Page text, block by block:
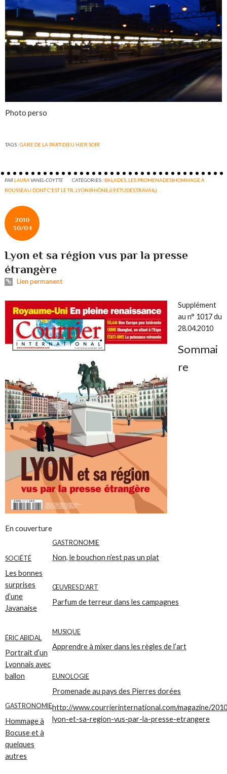
Photo perso
TAGS :GARE DE LA PART-DIEU HIER SOIR
PARLAURAVANEL-COYTTE CATÉGORIES : BALADES, LES PROMENADES(HOMMAGE À
ROUSSEAU DONT C'EST LE TR, LYON(RHÔNE,69:ÉTUDES,TRAVAIL)
2010
30/04
Lyon et sa région vus par la presse
étrangère
Lien permanent
Supplément
au n° 1017 du
28.04.2010
Sommai
re
En couverture
SOCIÉTÉ
Les bonnes
surprises
d’une
Javanaise
ÉRIC ABIDAL
Portrait d’un
Lyonnais avec
ballon
GASTRONOMIE
Hommage à
Bocuse et à
quelques
autres
GASTRONOMIE
Non, le bouchon n’est pas un plat
ŒUVRES D’ART
Parfum de terreur dans les campagnes
MUSIQUE
Apprendre à mixer dans les règles de l’art
EUNOLOGIE
Promenade au pays des Pierres dorées
http://www.courrierinternational.com/magazine/
lyon-et-sa-region-vus-par-la-presse-etrangere